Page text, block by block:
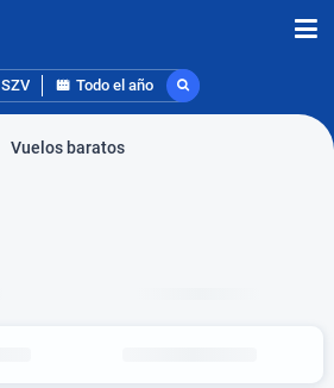
SZV Todo el año
Vuelos baratos